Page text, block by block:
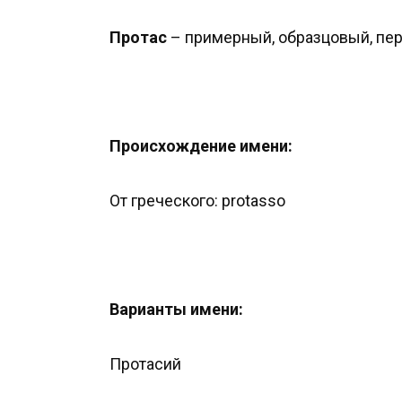
Протас – примерный, образцовый,
Происхождение имени:
От греческого: protasso
Варианты имени:
Протасий